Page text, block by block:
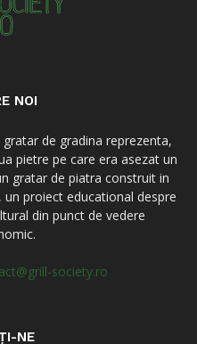
NOI
de gradina reprezenta,
pietre pe care era asezat un
gratar de piatra construit in
proiect educational despre
din punct de vedere
society.ro
NE